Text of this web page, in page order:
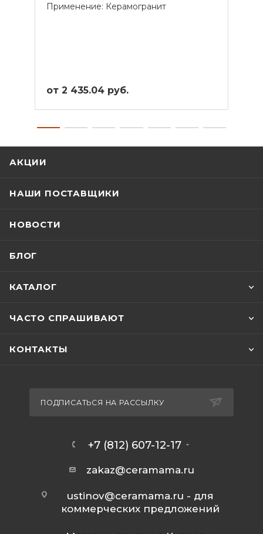
Применение: Керамогранит
от 2 435.04 руб.
АКЦИИ
НАШИ ПОСТАВЩИКИ
НОВОСТИ
БЛОГ
КАТАЛОГ
ЧАСТО СПРАШИВАЮТ
КОНТАКТЫ
ПОДПИСАТЬСЯ НА РАССЫЛКУ
+7 (812) 607-12-17
zakaz@ceramama.ru
ustinov@ceramama.ru - для
коммерческих предложений